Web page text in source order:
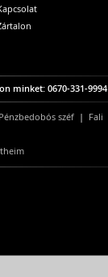
minket: 0670-331-9994
Pénzbedobós széf| Fali